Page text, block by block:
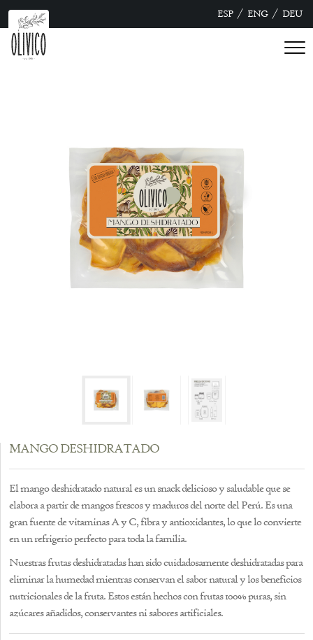
ESP / ENG / DEU
MANGO DESHIDRATADO
El mango deshidratado natural es un snack delicioso y saludable que se
elabora a partir de mangos frescos y maduros del norte del Perú. Es una
gran fuente de vitaminas A y C, fibra y antioxidantes, lo que lo convierte
en un refrigerio perfecto para toda la familia.
Nuestras frutas deshidratadas han sido cuidadosamente deshidratadas para
eliminar la humedad mientras conservan el sabor natural y los beneficios
nutricionales de la fruta. Estos están hechos con frutas 100% puras, sin
azúcares añadidos, conservantes ni sabores artificiales.